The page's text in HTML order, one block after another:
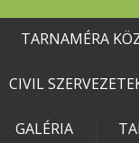
TARNAMÉRA
CIVIL
GALÉRIA